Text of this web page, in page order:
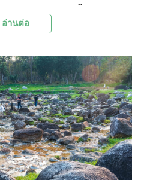
นอยู่เหนือผิวน้ำ นักท่อง
ะมีกิจกรรมต้มไข่เพื่อพิสูจน์
น อีกทั้งยังสามารถใช้
ทยานเพื่อสุขภาพได้อีกด้วย
อ่านต่อ